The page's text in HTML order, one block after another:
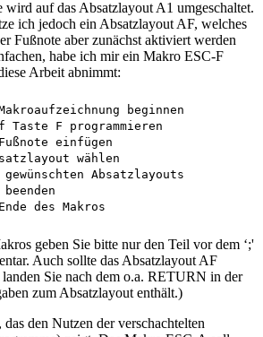
wird auf das Absatzlayout A1 umgeschaltet.
ich jedoch ein Absatzlayout AF, welches
Fußnote aber zunächst aktiviert werden
habe ich mir ein Makro ESC-F
Arbeit abnimmt:
geben Sie bitte nur den Teil vor dem ‘;'
Auch sollte das Absatzlayout AF
landen Sie nach dem o.a. RETURN in der
zum Absatzlayout enthält.)
den Nutzen der verschachtelten